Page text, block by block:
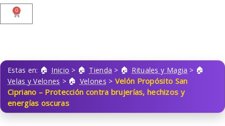
0
Estas en: Inicio > Tienda > Rituales y Magia >
Velas y Velones > Velones > Velón Propósito San
Cipriano – Protección contra brujerías, hechizos y
energías oscuras